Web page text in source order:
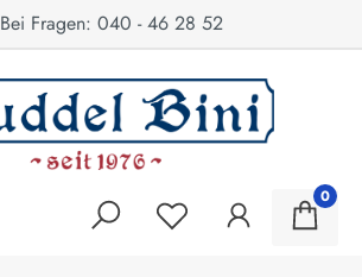
Bei Fragen: 040 - 46 28 52
0